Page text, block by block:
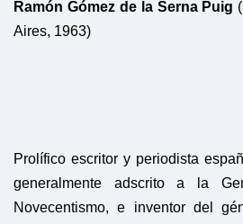
Ramón Gómez de la Serna Puig
Aires, 1963)
Prolífico escritor y periodista
generalmente adscrito a la
Novecentismo, e inventor del